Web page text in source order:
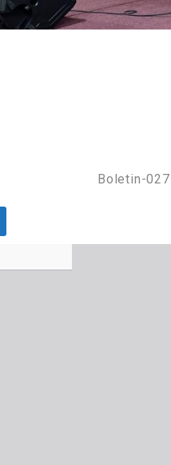
Boletin-027